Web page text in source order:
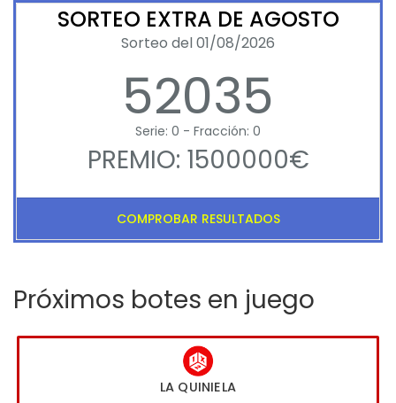
SORTEO EXTRA DE AGOSTO
Sorteo del 01/08/2026
52035
Serie: 0 - Fracción: 0
PREMIO: 1500000€
COMPROBAR RESULTADOS
Próximos botes en juego
LA QUINIELA